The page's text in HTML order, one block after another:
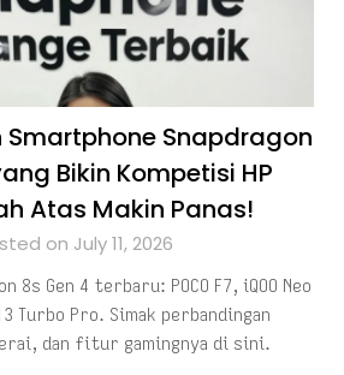
Smartphone Snapdragon
Bikin Kompetisi HP
Atas Makin Panas!
on July 11, 2026
8s Gen 4 terbaru: POCO F7, iQOO Neo
Turbo Pro. Simak perbandingan
dan fitur gamingnya di sini.